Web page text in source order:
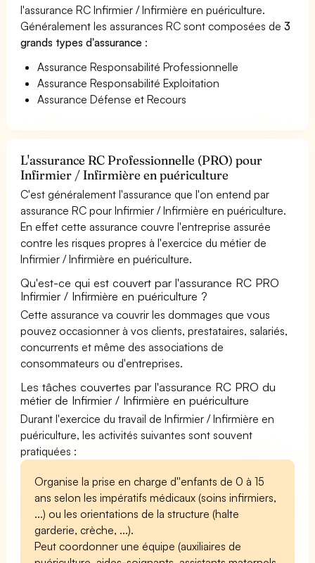
l'assurance RC Infirmier / Infirmière en puériculture.
Généralement les assurances RC sont composées de3
grands types d'assurance :
Assurance Responsabilité Professionnelle
Assurance Responsabilité Exploitation
Assurance Défense et Recours
L'assurance RC Professionnelle (PRO) pour
Infirmier / Infirmière en puériculture
C'est généralement l'assurance que l'on entend par
assurance RC pour Infirmier / Infirmière en puériculture.
En effet cette assurance couvre l'entreprise assurée
contre les risques propres à l'exercice du métier de
Infirmier / Infirmière en puériculture.
Qu'est-ce qui est couvert par l'assurance RC PRO
Infirmier / Infirmière en puériculture ?
Cette assurance va couvrir les dommages que vous
pouvez occasionner à vos clients, prestataires, salariés,
concurrents et même des associations de
consommateurs ou d'entreprises.
Les tâches couvertes par l'assurance RC PRO du
métier de Infirmier / Infirmière en puériculture
Durant l'exercice du travail de Infirmier / Infirmière en
puériculture, les activités suivantes sont souvent
pratiquées :
Organise la prise en charge d''enfants de 0 à 15
ans selon les impératifs médicaux (soins infirmiers,
...) ou les orientations de la structure (halte
garderie, crèche, ...).
Peut coordonner une équipe (auxiliaires de